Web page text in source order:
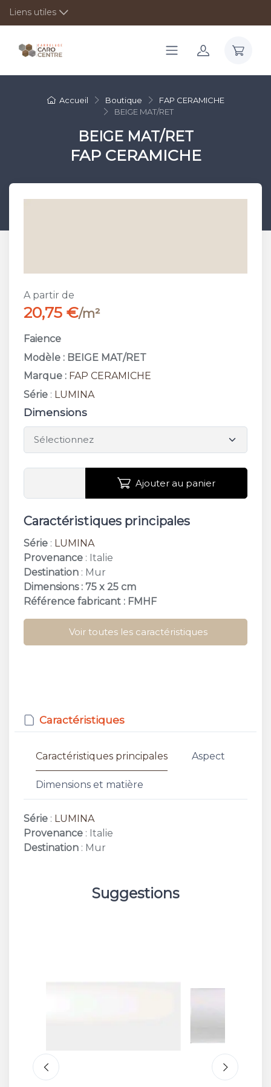
Liens utiles
Accueil Boutique
FAP CERAMICHE
BEIGE MAT/RET
BEIGE MAT/RET
FAP CERAMICHE
A partir de
20,75 €/m²
Faience
Modèle : BEIGE MAT/RET
Marque : FAP CERAMICHE
Série : LUMINA
Dimensions
Ajouter au panier
Caractéristiques principales
Série : LUMINA
Provenance : Italie
Destination : Mur
Dimensions : 75 x 25 cm
Référence fabricant : FMHF
Voir toutes les caractéristiques
Caractéristiques
Caractéristiques principales Aspect
Dimensions et matière
Série : LUMINA
Provenance : Italie
Destination : Mur
Suggestions